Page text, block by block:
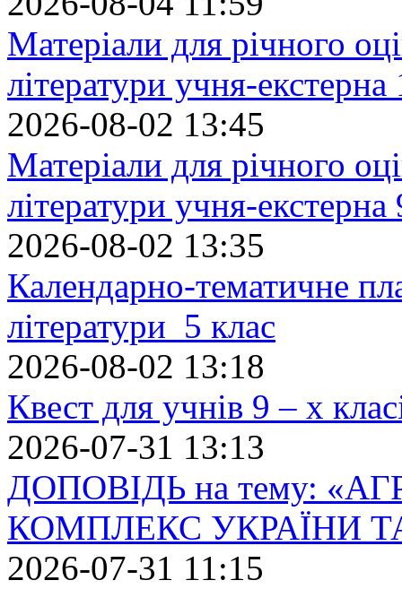
Матеріали для річного
літератури учня-екстерна
2026-08-02 13:45
Матеріали для річного
літератури учня-екстерна
2026-08-02 13:35
Календарно-тематичне
літератури 5 клас
2026-08-02 13:18
Квест для учнів 9 – х
2026-07-31 13:13
ДОПОВІДЬ на тему:
КОМПЛЕКС УКРАЇНИ
2026-07-31 11:15